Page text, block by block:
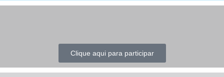
Clique aqui para participar